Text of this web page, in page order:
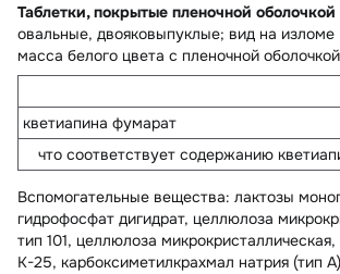
Таблетки, покрытые пленочной оболочкой
овальные, двояковыпуклые; вид на
масса белого цвета с пленочной
кветиапина фумарат
что соответствует содержанию
Вспомогательные вещества: лактозы
гидрофосфат дигидрат, целлюлоза
тип 101, целлюлоза
К-25, карбоксиметилкрахмал натрия (тип